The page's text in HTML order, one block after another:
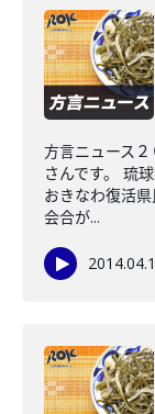
方言ニュース
さんです。 琉
おきなわ復活
会合が...